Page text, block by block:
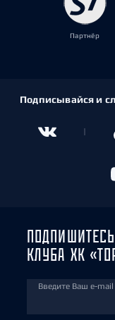
Партнёр
Подписывайся и
КЛУБА ХК
Введите Ваш e-mail